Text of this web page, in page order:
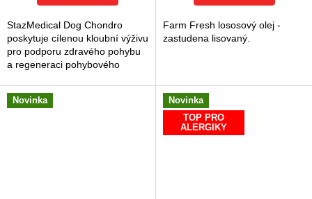
StazMedical Dog Chondro
poskytuje cílenou kloubní výživu
pro podporu zdravého pohybu
a regeneraci pohybového
doplněk stravy využívá žraločí
chrupavku...
Farm Fresh lososový olej -
zastudena lisovaný.
Novinka
Novinka
TOP PRO
ALERGIKY